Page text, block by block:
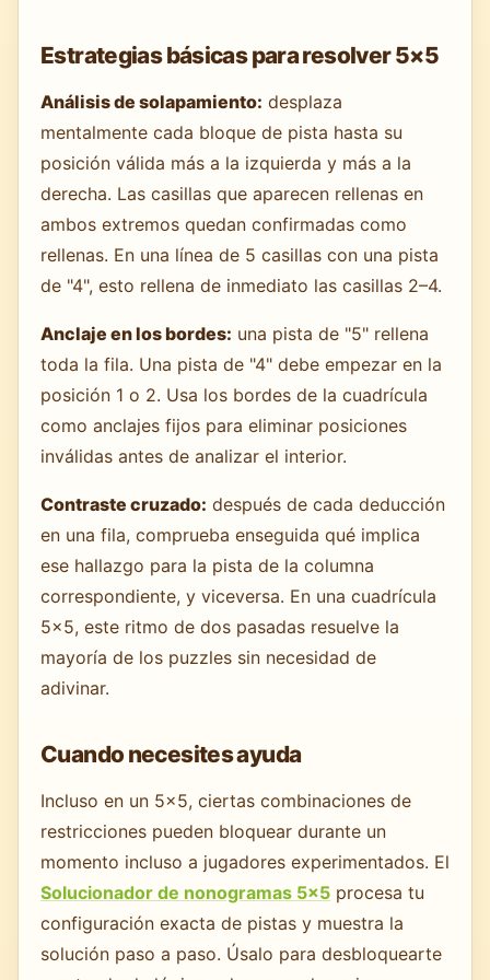
Estrategias básicas para resolver 5×5
Análisis de solapamiento: desplaza
mentalmente cada bloque de pista hasta su
posición válida más a la izquierda y más a la
derecha. Las casillas que aparecen rellenas en
ambos extremos quedan confirmadas como
rellenas. En una línea de 5 casillas con una pista
de "4", esto rellena de inmediato las casillas 2–4.
Anclaje en los bordes: una pista de "5" rellena
toda la fila. Una pista de "4" debe empezar en la
posición 1 o 2. Usa los bordes de la cuadrícula
como anclajes fijos para eliminar posiciones
inválidas antes de analizar el interior.
Contraste cruzado: después de cada deducción
en una fila, comprueba enseguida qué implica
ese hallazgo para la pista de la columna
correspondiente, y viceversa. En una cuadrícula
5×5, este ritmo de dos pasadas resuelve la
mayoría de los puzzles sin necesidad de
adivinar.
Cuando necesites ayuda
Incluso en un 5×5, ciertas combinaciones de
restricciones pueden bloquear durante un
momento incluso a jugadores experimentados. El
Solucionador de nonogramas 5×5 procesa tu
configuración exacta de pistas y muestra la
solución paso a paso. Úsalo para desbloquearte